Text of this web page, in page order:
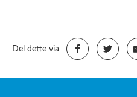
Del dette via